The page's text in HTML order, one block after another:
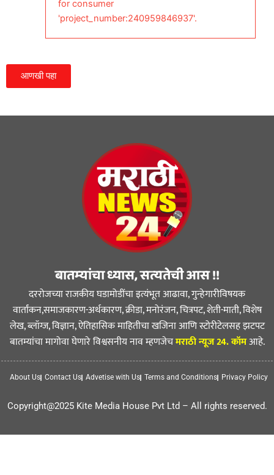
for consumer
'project_number:240959846937'.
आणखी पहा
बातम्यांचा ध्यास, सत्यतेची आस !!
दररोजच्या राजकीय घडामोडींचा इत्यंभूत आढावा, गुन्हेगारीविषयक
वार्तांकन,समाजकारण-अर्थकारण, क्रीडा, मनोरंजन, चित्रपट, शेती-माती, विशेष
लेख, ब्लॉग्ज, विज्ञान, ऐतिहासिक माहितीचा खजिना आणि स्टोरीटेलसह झटपट
बातम्यांचा मागोवा घेणारे विश्वसनीय नाव म्हणजेचमराठी न्यूज 24. कॉमआहे.
About Us Contact Us Advetise with Us Terms and Conditions Privacy Policy
Copyright@2025 Kite Media House Pvt Ltd – All rights reserved.